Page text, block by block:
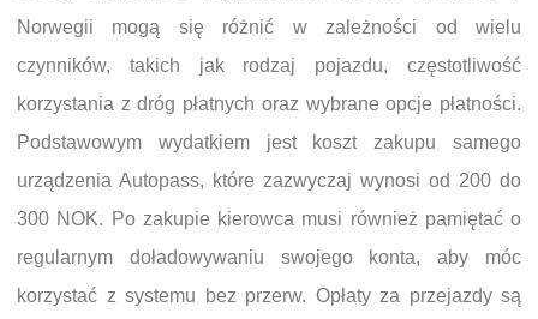
Norwegii mogą się różnić w zależności od wielu
czynników, takich jak rodzaj pojazdu, częstotliwość
korzystania z dróg płatnych oraz wybrane opcje płatności.
Podstawowym wydatkiem jest koszt zakupu samego
urządzenia Autopass, które zazwyczaj wynosi od 200 do
300 NOK. Po zakupie kierowca musi również pamiętać o
regularnym doładowywaniu swojego konta, aby móc
korzystać z systemu bez przerw. Opłaty za przejazdy są